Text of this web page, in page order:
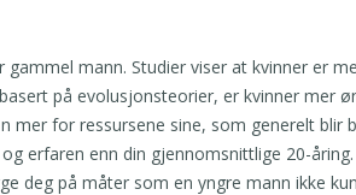
mann. Studier viser at kvinner er
på evolusjonsteorier, er kvinner mer
for ressursene sine, som generelt blir
erfaren enn din gjennomsnittlige 20-åring.
deg på måter som en yngre mann ikke